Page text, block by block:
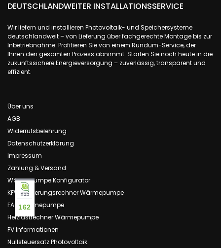
DEUTSCHLANDWEITER INSTALLATIONSSERVICE
Wir liefern und installieren Photovoltaik- und Speichersysteme
deutschlandweit – von Lieferung über fachgerechte Montage bis zur
Inbetriebnahme. Profitieren Sie von einem Rundum-Service, der
Ihnen den gesamten Prozess abnimmt. Starten Sie noch heute in die
zukunftssichere Energieversorgung – zuverlässig, transparent und
effizient.
Über uns
AGB
Widerrufsbelehrung
Datenschutzerklärung
Impressum
Zahlung & Versand
Wärmepumpe Konfigurator
KFW Förderungsrechner Wärmepumpe
FAQ Wärmepumpe
Heizlastrechner Wärmepumpe
PV Informationen
Nullsteuersatz Photovoltaik
162